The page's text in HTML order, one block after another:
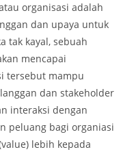
organisasi adalah
dan upaya untuk
tak kayal, sebuah
mencapai
tersebut mampu
dan stakeholder
interaksi dengan
peluang bagi organiasi
lebih kepada